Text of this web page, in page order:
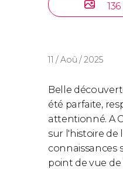
11 / Aoû / 2025
Belle
été parfaite,
attentionné. A
sur l'histoire de
connaissances
point de vue